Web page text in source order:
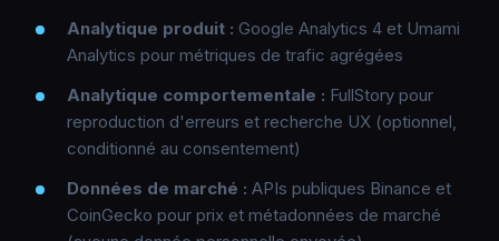
Analytique produit : Google Analytics 4 et Umami
Analytics pour métriques de trafic agrégées
Analytique comportementale : FullStory pour
reproduction d'erreurs et recherche UX (optionnel,
conditionné au consentement)
Données de marché : APIs publiques Binance et
CoinGecko pour prix et métadonnées de marché